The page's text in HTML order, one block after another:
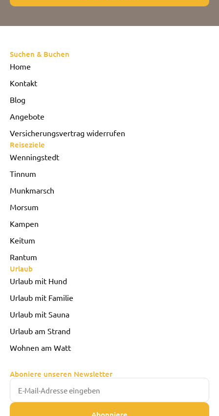
Suchen & Buchen
Home
Kontakt
Blog
Angebote
Versicherungsvertrag widerrufen
Reiseziele
Wenningstedt
Tinnum
Munkmarsch
Morsum
Kampen
Keitum
Rantum
Urlaub
Urlaub mit Hund
Urlaub mit Familie
Urlaub mit Sauna
Urlaub am Strand
Wohnen am Watt
Aboniere unseren Newsletter